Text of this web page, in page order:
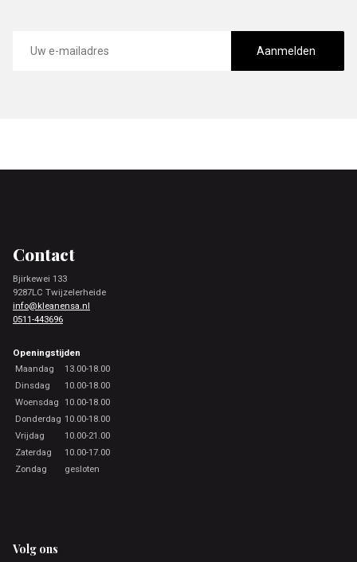
mailadres
Aanmelden
Contact
Bjirkewei 133
9287LC Twijzelerheide
info@kleanensa.nl
0511-443696
Openingstijden
Maandag
13.00-18.00
Dinsdag
10.00-18.00
Woensdag 10.00-18.00
Donderdag 10.00-18.00
Vrijdag
10.00-21.00
Zaterdag
10.00-17.00
Zondag
gesloten
Volg ons